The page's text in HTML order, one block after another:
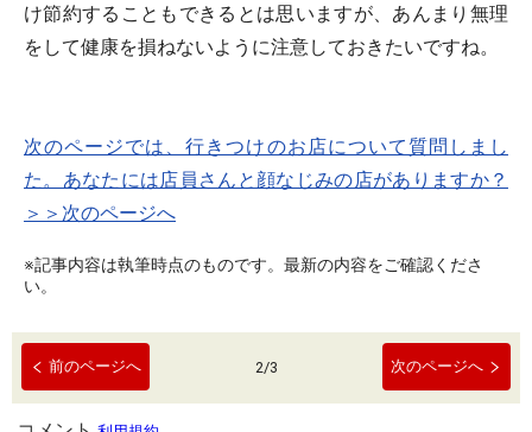
け節約することもできるとは思いますが、あんまり無理
をして健康を損ねないように注意しておきたいですね。
次のページでは、行きつけのお店について質問しまし
た。あなたには店員さんと顔なじみの店がありますか？
＞＞次のページへ
※記事内容は執筆時点のものです。最新の内容をご確認くださ
い。
前のページへ 2/3 次のページへ